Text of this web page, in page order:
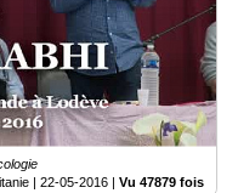
| 22-05-2016 | Vu 47879 fois